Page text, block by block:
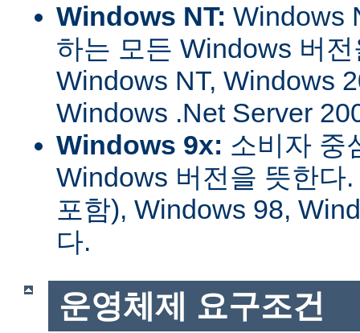
Windows NT: Windows
하는 모든 Windows 버
Windows NT, Windows
Windows .Net Server
Windows 9x: 소비자 중
Windows 버전을 뜻한다
포함), Windows 98,
다.
운영체제 요구조건